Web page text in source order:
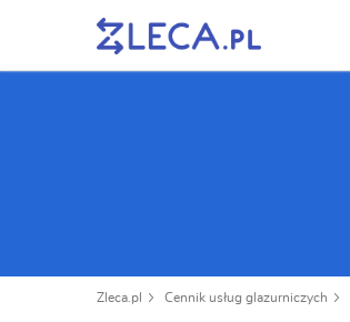
Zleca.pl Cennik usług glazurniczych